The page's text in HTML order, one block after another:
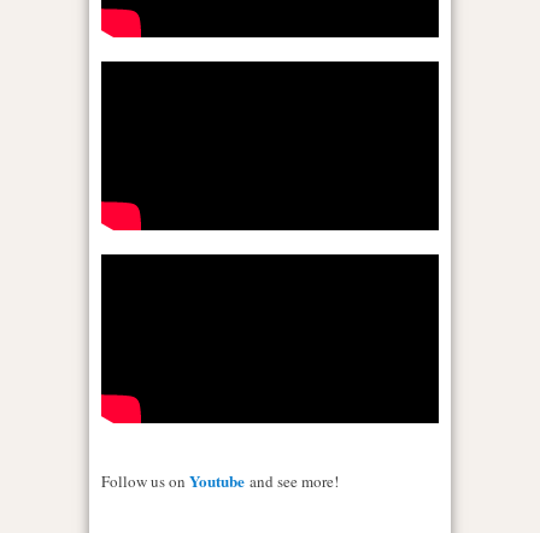
Follow us on Youtube and see more!